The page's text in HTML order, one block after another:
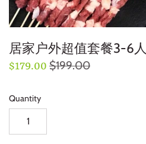
居家户外超值套餐3-6人
$179.00 $199.00
Quantity